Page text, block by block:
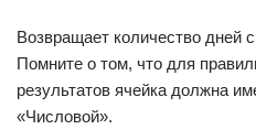
Возвращает количество дней
Помните о том, что для
результатов ячейка должна
«Числовой».